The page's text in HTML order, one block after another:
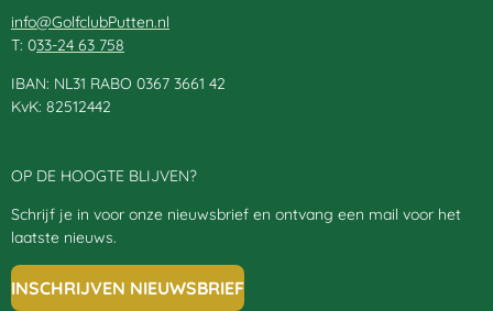
info@GolfclubPutten.nl
T: 033-24 63 758
IBAN: NL31 RABO 0367 3661 42
KvK: 82512442
OP DE HOOGTE BLIJVEN?
Schrijf je in voor onze nieuwsbrief en ontvang een mail voor het
laatste nieuws.
INSCHRIJVEN NIEUWSBRIEF